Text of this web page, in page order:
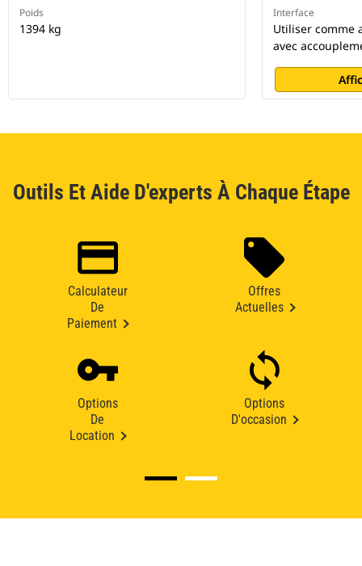
Poids
1394 kg
Interface
Utiliser comme
avec
Outils Et Aide D'experts À Chaque Étape
Calculateur
De
Paiement
Offres
Actuelles
Options
De
Location
Options
D'occasion